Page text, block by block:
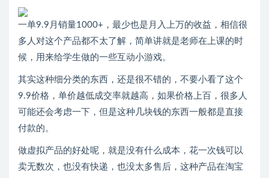
一单9.9月销量1000+，最少也是月入上万的收益，相信很
多人对这个产品都不太了解，简单讲就是老师在上课的时
候，用来给学生做的一些互动小游戏。
其实这种细分类的东西，还是很不错的，不要小看了这个
9.9价格，单价越低成交率就越高，如果价格上百，很多人
可能还会考虑一下，但是这种几块钱的东西一般都是直接
付款的。
做虚拟产品的好处呢，就是没有什么成本，花一次钱可以
卖无数次，也没有快递，也没太多售后，这种产品在淘宝